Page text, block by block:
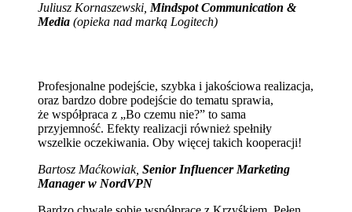
Juliusz Kornaszewski, Mindspot Communication &
Media (opieka nad marką Logitech)
Profesjonalne podejście, szybka i jakościowa realizacja,
oraz bardzo dobre podejście do tematu sprawia,
że współpraca z „Bo czemu nie?” to sama
przyjemność. Efekty realizacji również spełniły
wszelkie oczekiwania. Oby więcej takich kooperacji!
Bartosz Maćkowiak, Senior Influencer Marketing
Manager w NordVPN